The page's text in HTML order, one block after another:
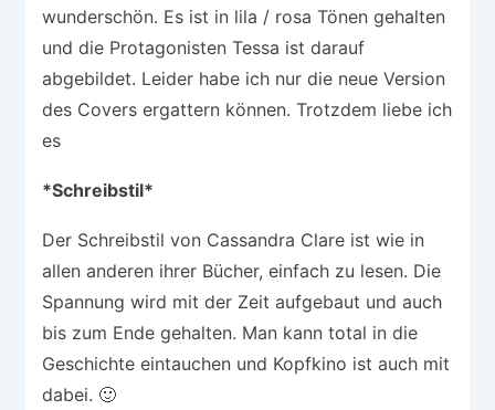
wunderschön. Es ist in lila / rosa Tönen gehalten
und die Protagonisten Tessa ist darauf
abgebildet. Leider habe ich nur die neue Version
des Covers ergattern können. Trotzdem liebe ich
es
*Schreibstil*
Der Schreibstil von Cassandra Clare ist wie in
allen anderen ihrer Bücher, einfach zu lesen. Die
Spannung wird mit der Zeit aufgebaut und auch
bis zum Ende gehalten. Man kann total in die
Geschichte eintauchen und Kopfkino ist auch mit
dabei. 🙂